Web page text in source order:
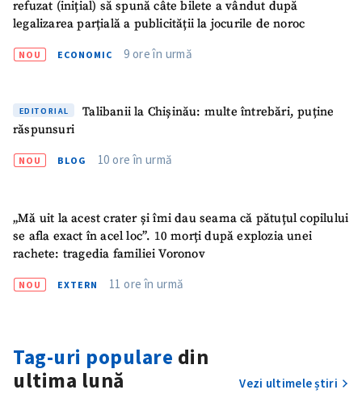
refuzat (inițial) să spună câte bilete a vândut după
legalizarea parțială a publicității la jocurile de noroc
NOU ECONOMIC 9 ore în urmă
EDITORIAL
Talibanii la Chișinău: multe întrebări, puține
răspunsuri
NOU BLOG 10 ore în urmă
„Mă uit la acest crater și îmi dau seama că pătuțul copilului
se afla exact în acel loc”. 10 morți după explozia unei
rachete: tragedia familiei Voronov
NOU EXTERN 11 ore în urmă
Tag-uri populare din
ultima lună
Vezi ultimele știri